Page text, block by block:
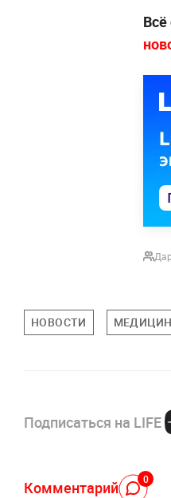
НОВОСТИ
Подписаться на LIFE
Комментарий 0